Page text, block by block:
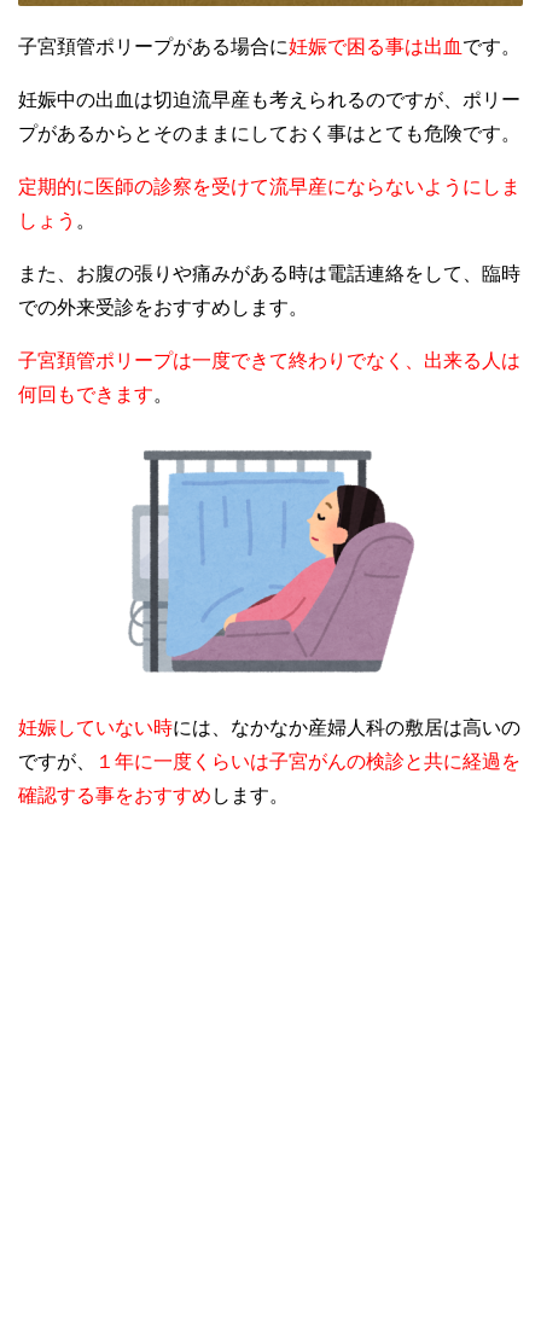
子宮頚管ポリープがある場合に妊娠で困る事は出血 です。
妊娠中の出血は切迫流早産も考えられるのですが、ポリー
プがあるからとそのままにしておく事はとても危険です。
定期的に医師の診察を受けて流早産にならないようにしま
しょう 。
また、お腹の張りや痛みがある時は電話連絡をして、臨時
での外来受診をおすすめします。
子宮頚管ポリープは一度できて終わりでなく、出来る人は
何回もできます。
妊娠していない時には、なかなか産婦人科の敷居は高いの
ですが、
１年に一度くらいは子宮がんの検診と共に経過を
確認する事をおすすめ します。